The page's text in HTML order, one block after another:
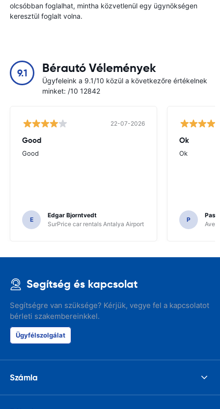
olcsóbban foglalhat, mintha közvetlenül egy ügynökségen
keresztül foglalt volna.
9.1 Bérautó Vélemények
Ügyfeleink a 9.1/10 közül a következőre értékelnek
minket: /10 12842
22-07-2026
Good
Good
E
Edgar Bjorntvedt
SurPrice car rentals Antalya Airport
Ok
Ok
P
Avec
Segítség és kapcsolat
Segítségre van szüksége? Kérjük, vegye fel a kapcsolatot
bérleti szakembereinkkel.
Ügyfélszolgálat
Számla